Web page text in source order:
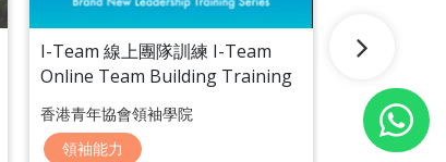
I-Team 線上團隊訓練 I-Team
Online Team Building Training
香港青年協會領袖學院
領袖能力
吉隆坡一帶
青年交流部
領袖能力